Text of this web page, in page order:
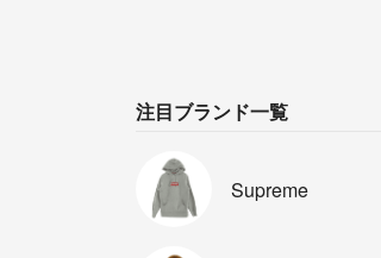
注目ブランド一覧
Supreme